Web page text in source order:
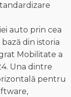
auto prin cea
din istoria
Mobilitate a
Una dintre
pentru